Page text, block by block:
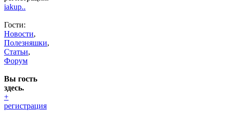
iakup..
Гости:
Новости,
Полезняшки,
Статьи,
Форум
Вы гость
здесь.
+
регистрация